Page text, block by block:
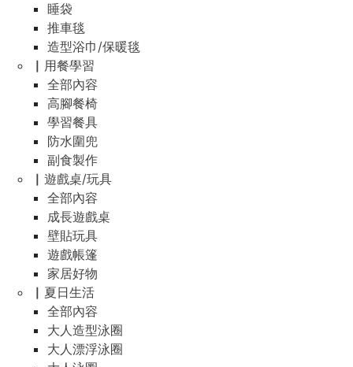
睡袋
推車毯
造型浴巾/保暖毯
▏用餐學習
全部內容
高腳餐椅
學習餐具
防水圍兜
副食製作
▏遊戲桌/玩具
全部內容
成長遊戲桌
壁貼玩具
遊戲帳篷
家居好物
▏夏日生活
全部內容
大人造型泳圈
大人漂浮泳圈